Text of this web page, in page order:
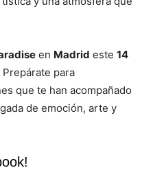
en Madrid este 14
para
que te han acompañado
de emoción, arte y